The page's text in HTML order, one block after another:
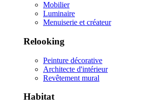
Mobilier
Luminaire
Menuiserie et créateur
Relooking
Peinture décorative
Architecte d'intérieur
Revêtement mural
Habitat